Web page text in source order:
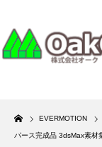
Home
EVERMOTION
パース完成品 3dsMax素材